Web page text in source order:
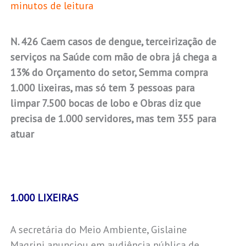
minutos de leitura
N. 426 Caem casos de dengue, terceirização de
serviços na Saúde com mão de obra já chega a
13% do Orçamento do setor, Semma compra
1.000 lixeiras, mas só tem 3 pessoas para
limpar 7.500 bocas de lobo e Obras diz que
precisa de 1.000 servidores, mas tem 355 para
atuar
1.000 LIXEIRAS
A secretária do Meio Ambiente, Gislaine